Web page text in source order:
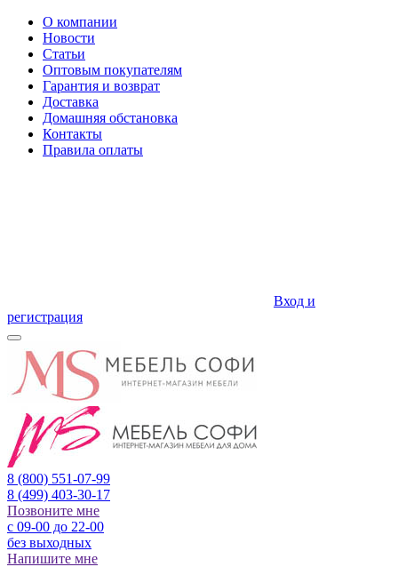
О компании
Новости
Статьи
Оптовым покупателям
Гарантия и возврат
Доставка
Домашняя обстановка
Контакты
Правила оплаты
Вход и
регистрация
8 (800) 551-07-99
8 (499) 403-30-17
Позвоните мне
с 09-00 до 22-00
без выходных
Напишите мне